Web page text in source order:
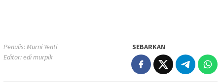
Penulis: Murni Yenti
Editor: edi murpik
SEBARKAN